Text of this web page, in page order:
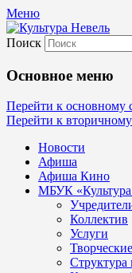
Меню
Культура
МБУК
Поиск
Основное меню
Перейти к основному
Перейти к
Новости
Афиша
Афиша Кино
МБУК «Культура
Коллектив
Услуги